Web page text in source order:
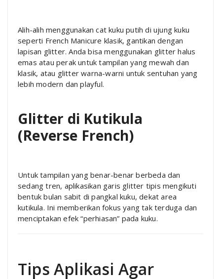
Alih-alih menggunakan cat kuku putih di ujung kuku
seperti French Manicure klasik, gantikan dengan
lapisan glitter. Anda bisa menggunakan glitter halus
emas atau perak untuk tampilan yang mewah dan
klasik, atau glitter warna-warni untuk sentuhan yang
lebih modern dan playful.
Glitter di Kutikula
(Reverse French)
Untuk tampilan yang benar-benar berbeda dan
sedang tren, aplikasikan garis glitter tipis mengikuti
bentuk bulan sabit di pangkal kuku, dekat area
kutikula. Ini memberikan fokus yang tak terduga dan
menciptakan efek “perhiasan” pada kuku.
Tips Aplikasi Agar